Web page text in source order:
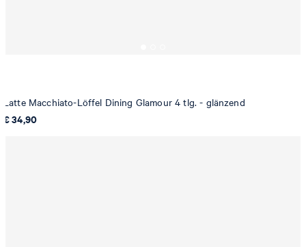
Latte Macchiato-Löffel Dining Glamour 4 tlg. - glänzend
€ 34,90